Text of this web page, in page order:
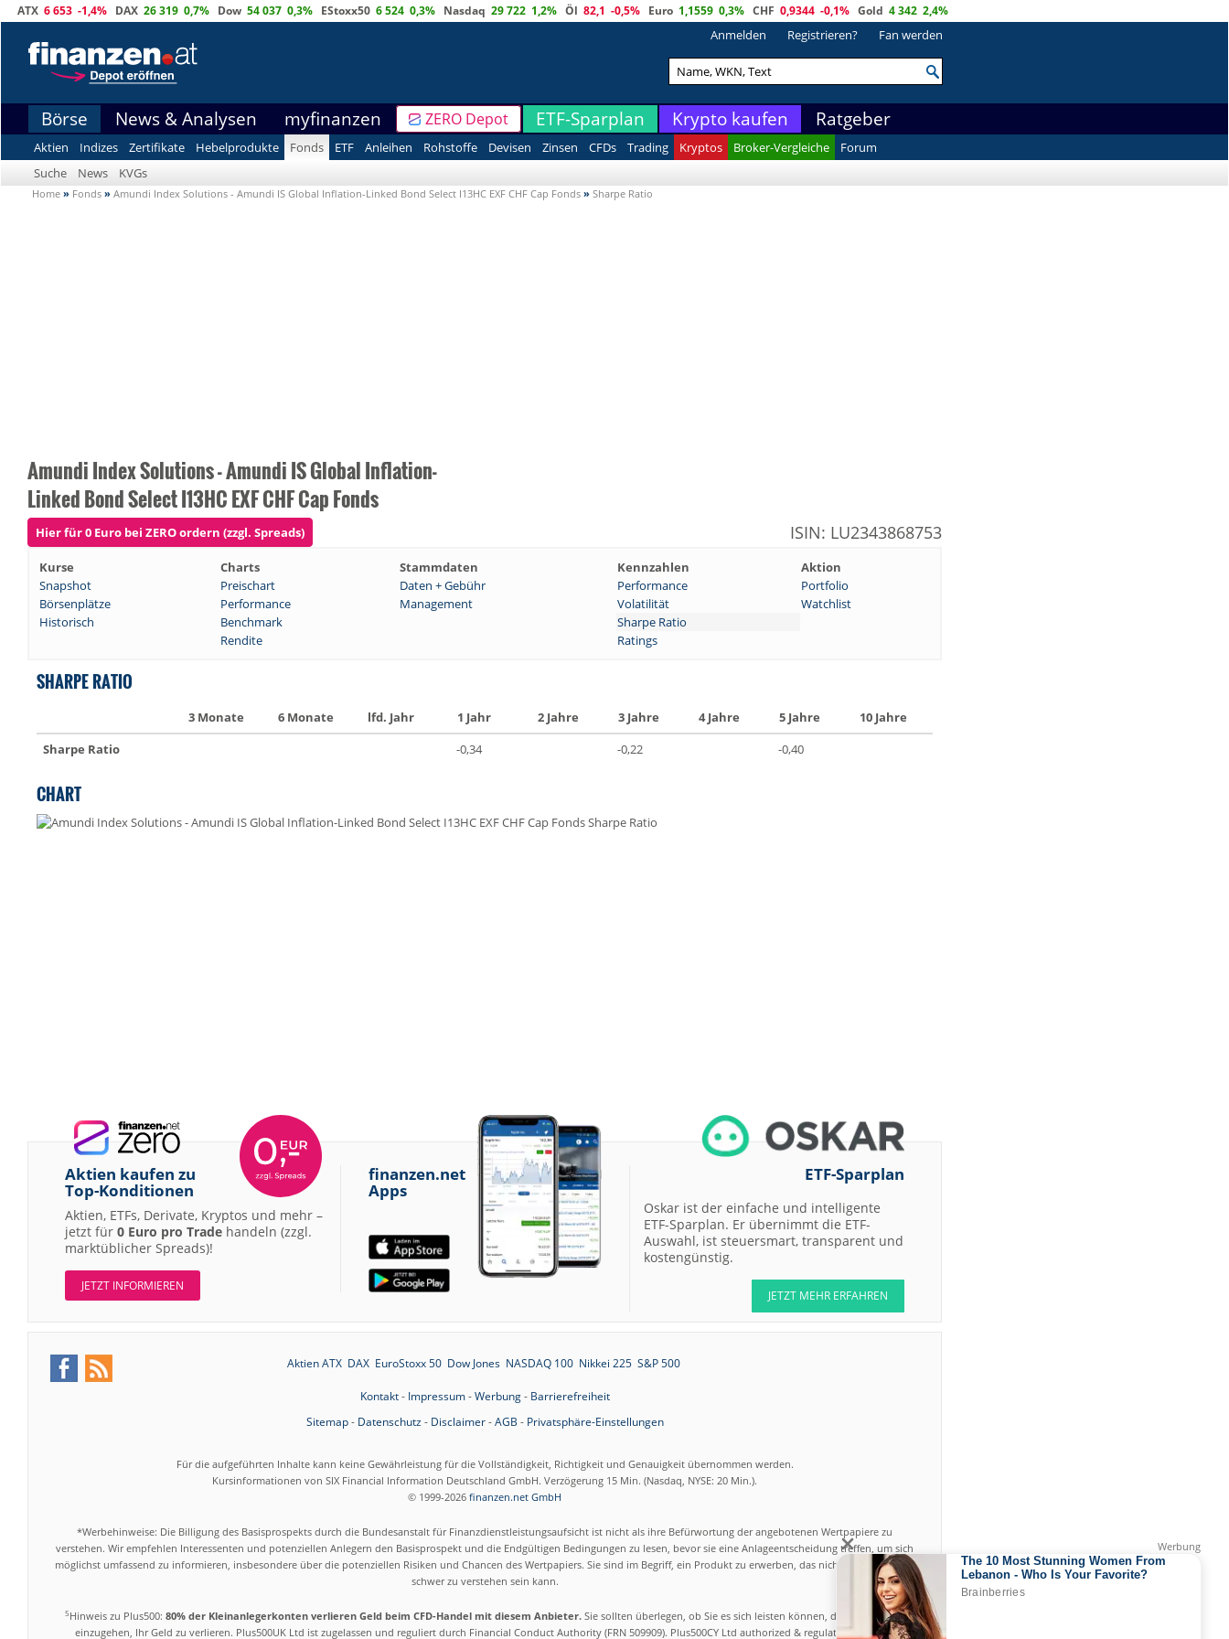
ATX 6 653 -1,4% DAX 26 319 0,7% Dow 54 037 0,3% EStoxx50 6 524 0,3% Nasdaq 29 722 1,2% Öl 82,1 -0,5% Euro 1,1559 0,3% CHF 0,9344 -0,1% Gold 4 342 2,4%
Anmelden Registrieren? Fan werden
Börse News & Analysen myfinanzen ZERO Depot ETF-Sparplan Krypto kaufen Ratgeber
Aktien Indizes Zertifikate Hebelprodukte Fonds ETF Anleihen Rohstoffe Devisen Zinsen CFDs Trading Kryptos Broker-Vergleiche
Forum
Suche
News KVGs
Home » Fonds » Amundi Index Solutions - Amundi IS Global Inflation-Linked Bond Select I13HC EXF CHF Cap Fonds » Sharpe Ratio
Amundi Index Solutions - Amundi IS Global Inflation-
Linked Bond Select I13HC EXF CHF Cap Fonds
Hier für 0 Euro bei ZERO ordern (zzgl. Spreads) ISIN: LU2343868753
Kurse Charts Stammdaten Kennzahlen
Aktion
Snapshot
Preischart Daten + Gebühr Performance
Portfolio
Börsenplätze
Performance Management Volatilität
Watchlist
Historisch
Benchmark
Sharpe Ratio
Rendite
Ratings
SHARPE RATIO
3 Monate 6 Monate lfd. Jahr 1 Jahr 2 Jahre 3 Jahre 4 Jahre 5 Jahre
10 Jahre
Sharpe Ratio
-0,34 -0,22 -0,40
CHART
Aktien kaufen zu
Top-Konditionen
Aktien, ETFs, Derivate, Kryptos und mehr –
jetzt für 0 Euro pro Trade handeln (zzgl.
marktüblicher Spreads)!
JETZT INFORMIEREN
finanzen.net
Apps
ETF-Sparplan
Oskar ist der einfache und intelligente
ETF-Sparplan. Er übernimmt die ETF-
Auswahl, ist steuersmart, transparent und
kostengünstig.
JETZT MEHR ERFAHREN
Aktien ATX DAX EuroStoxx 50 Dow Jones NASDAQ 100 Nikkei 225 S&P 500
Kontakt- Impressum-Werbung- Barrierefreiheit
Sitemap- Datenschutz- Disclaimer-AGB - Privatsphäre-Einstellungen
Für die aufgeführten Inhalte kann keine Gewährleistung für die Vollständigkeit, Richtigkeit und Genauigkeit übernommen werden.
Kursinformationen von SIX Financial Information Deutschland GmbH. Verzögerung 15 Min. (Nasdaq, NYSE: 20 Min.).
© 1999-2026 finanzen.net GmbH
*Werbehinweise: Die Billigung des Basisprospekts durch die Bundesanstalt für Finanzdienstleistungsaufsicht ist nicht als ihre Befürwortung der angebotenen Wertpapiere zu
verstehen. Wir empfehlen Interessenten und potenziellen Anlegern den Basisprospekt und die Endgültigen Bedingungen zu lesen, bevor sie eine Anlageentscheidung treffen, um sich
möglichst umfassend zu informieren, insbesondere über die potenziellen Risiken und Chancen des Wertpapiers. Sie sind im Begriff, ein Produkt zu erwerben, das nicht einfach ist und
schwer zu verstehen sein kann.
5Hinweis zu Plus500: 80% der Kleinanlegerkonten verlieren Geld beim CFD-Handel mit diesem Anbieter.Sie sollten überlegen, ob Sie es sich leisten können, das hohe Risiko
einzugehen, Ihr Geld zu verlieren. Plus500UK Ltd ist zugelassen und reguliert durch Financial Conduct Authority (FRN 509909). Plus500CY Ltd authorized & regulated by CySEC